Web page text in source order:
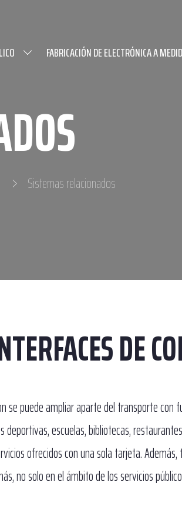
FABRICACIÓN DE ELECTRÓNICA A
Sistemas relacionados
DE
puede ampliar aparte del transporte con
escuelas, bibliotecas,
ofrecidos con una sola tarjeta. Además,
no solo en el ámbito de los servicios